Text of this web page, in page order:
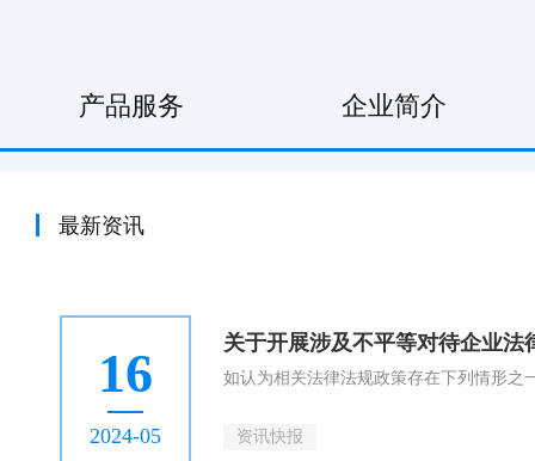
产品服务 企业简介
最新资讯
16
2024-05
关于开展涉及不平等对待企业法
如认为相关法律法规政策存在下列情形之
资讯快报